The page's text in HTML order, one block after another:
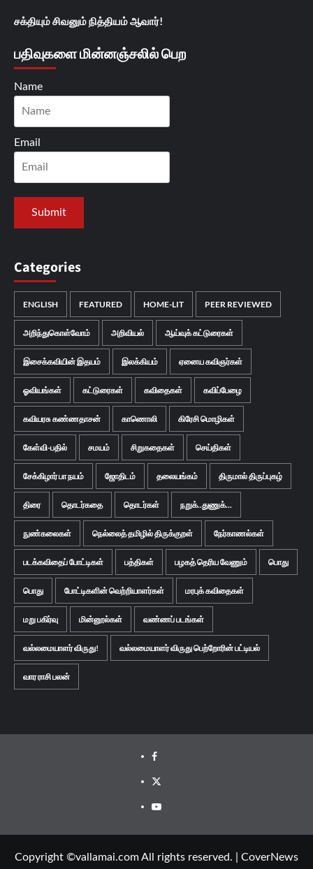
சக்தியும் சிவனும் நித்தியம் ஆவார்!
பதிவுகளை மின்னஞ்சலில் பெற
Name
Email
Categories
ENGLISH FEATURED HOME-LIT PEER REVIEWED
அறிந்துகொள்வோம் அறிவியல் ஆய்வுக் கட்டுரைகள்
இசைக்கவியின் இதயம் இலக்கியம் ஏனைய கவிஞர்கள்
ஓவியங்கள் கட்டுரைகள் கவிதைகள் கவிப்பேழை
கவியரசு கண்ணதாசன் காணொலி கிரேசி மொழிகள்
கேள்வி-பதில் சமயம் சிறுகதைகள் செய்திகள்
சேக்கிழார் பா நயம் ஜோதிடம் தலையங்கம் திருமால் திருப்புகழ்
திரை தொடர்கதை தொடர்கள் நறுக்..துணுக்...
நுண்கலைகள் நெல்லைத் தமிழில் திருக்குறள் நேர்காணல்கள்
படக்கவிதைப் போட்டிகள் பத்திகள் பழகத் தெரிய வேணும் பொது
பொது போட்டிகளின் வெற்றியாளர்கள் மரபுக் கவிதைகள்
மறு பகிர்வு மின்னூல்கள் வண்ணப் படங்கள்
வல்லமையாளர் விருது! வல்லமையாளர் விருது பெற்றோரின் பட்டியல்
வார ராசி பலன்
Facebook
Twitter
Youtube
Copyright ©vallamai.com All rights reserved.
CoverNews